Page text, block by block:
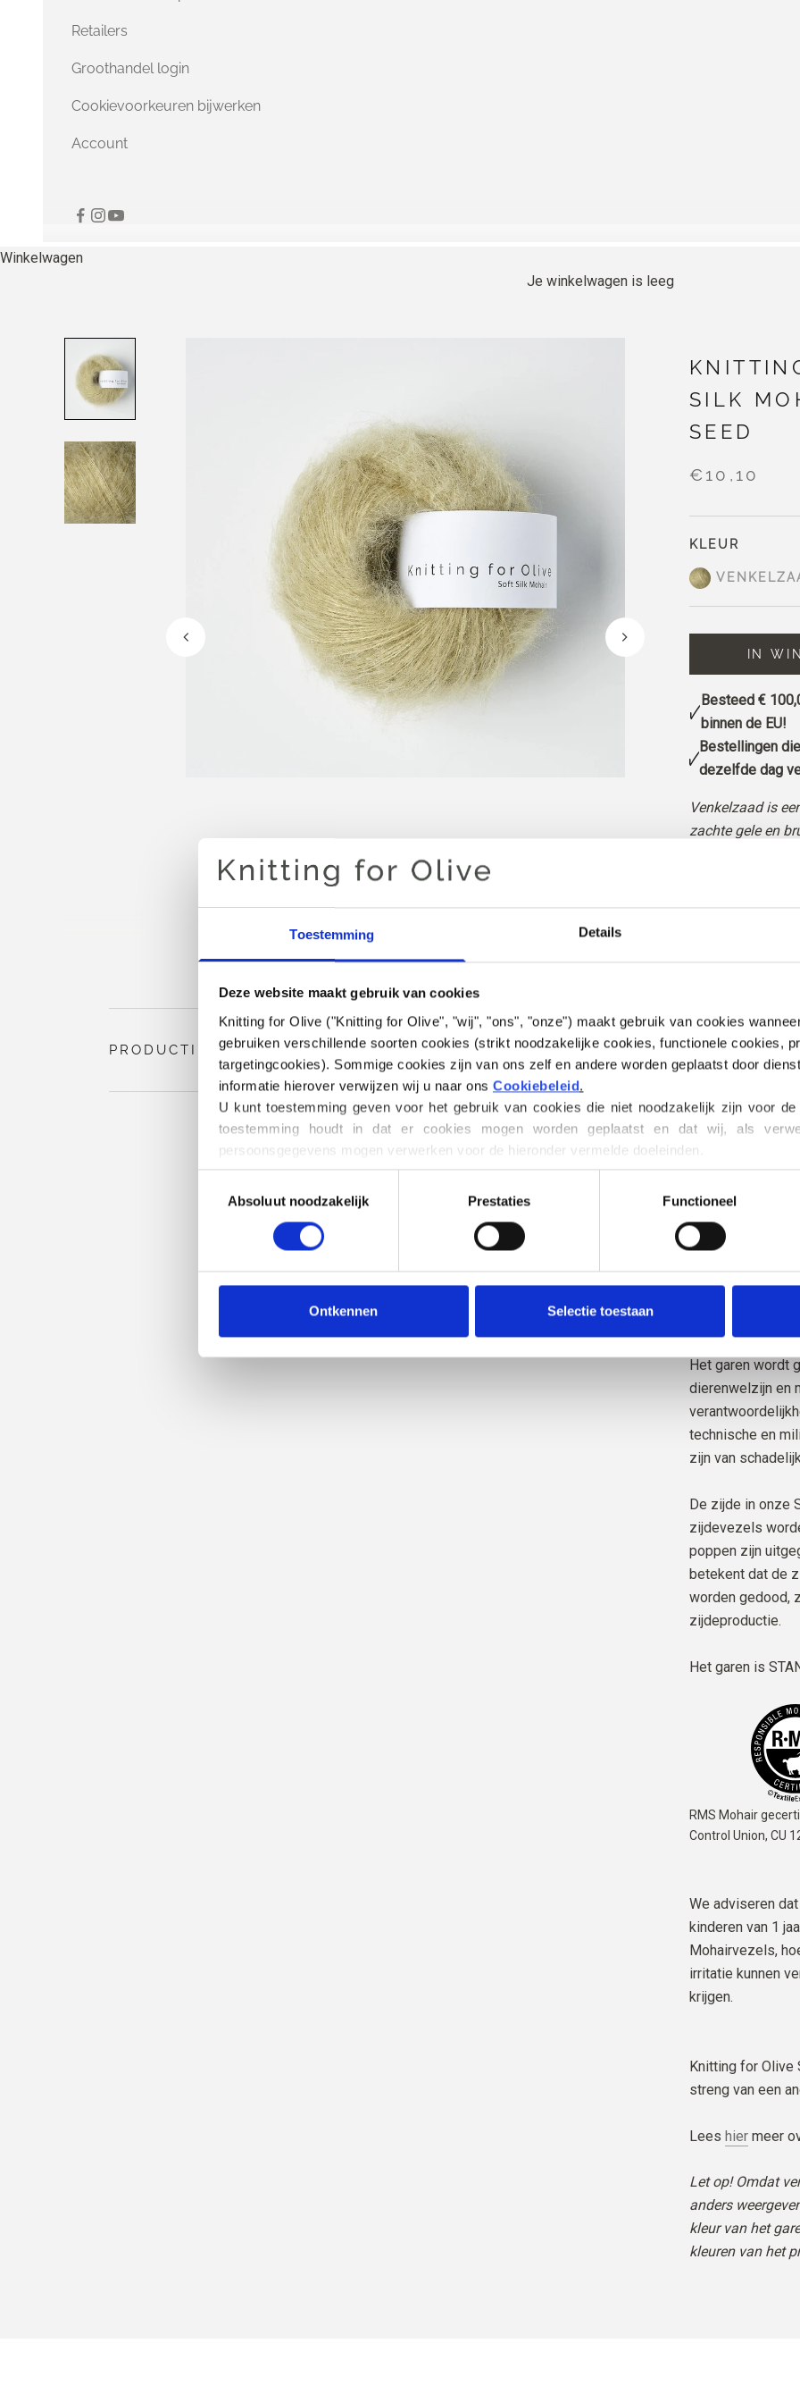
Toestemming Details
Deze website maakt gebruik van cookies
Knitting for Olive ("Knitting for Olive", "wij", "ons", "onze") maakt gebruik van cookies
gebruiken verschillende soorten cookies (strikt noodzakelijke cookies, functionele cookies,
targetingcookies). Sommige cookies zijn van ons zelf en andere worden geplaatst door
informatie hierover verwijzen wij u naar ons Cookiebeleid.
U kunt toestemming geven voor het gebruik van cookies die niet noodzakelijk zijn voor
toestemming houdt in dat er cookies mogen worden geplaatst en dat wij, als
persoonsgegevens mogen verwerken voor de hieronder vermelde doeleinden.
U kunt uw toestemming te allen tijde wijzigen of intrekken via ons Cookiebeleid, waar u
het blokkeren en verwijderen van cookies.
selecteren
Absoluut noodzakelijk Prestaties Functioneel
Ontkennen Selectie toestaan
Retailers
Groothandel login
Cookievoorkeuren bijwerken
Account
Winkelwagen
Je winkelwagen is leeg
SILK
SEED
€10,10
KLEUR
IN
Besteed€
binnen de EU!
Bestellingen
dezelfde dag
Venkelzaad is
zachte gele en
Het valt tussen
natuurlijk
Knitting for Olive
fijnste Kid
Onze Mohair
worden gefokt,
geproduceerd.
individuele
weten van welke
afkomstig is.
Al ons mohair is
Responsible
Het garen wordt
dierenwelzijn en
technische en
zijn van
De zijde in onze
zijdevezels
poppen zijn
betekent dat de
worden gedood,
zijdeproductie.
Het garen is
RMS Mohair
Control Union, CU
We adviseren
kinderen van 1
Mohairvezels,
irritatie kunnen
krijgen.
Knitting for Olive
streng van een
Lees hier meer
Let op! Omdat
anders
kleur van het
kleuren van het
PRODUCTINFORMATIE